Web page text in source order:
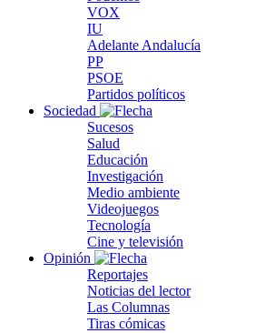
VOX
IU
Adelante Andalucía
PP
PSOE
Partidos políticos
Sociedad
Sucesos
Salud
Educación
Investigación
Medio ambiente
Videojuegos
Tecnología
Cine y televisión
Opinión
Reportajes
Noticias del lector
Las Columnas
Tiras cómicas